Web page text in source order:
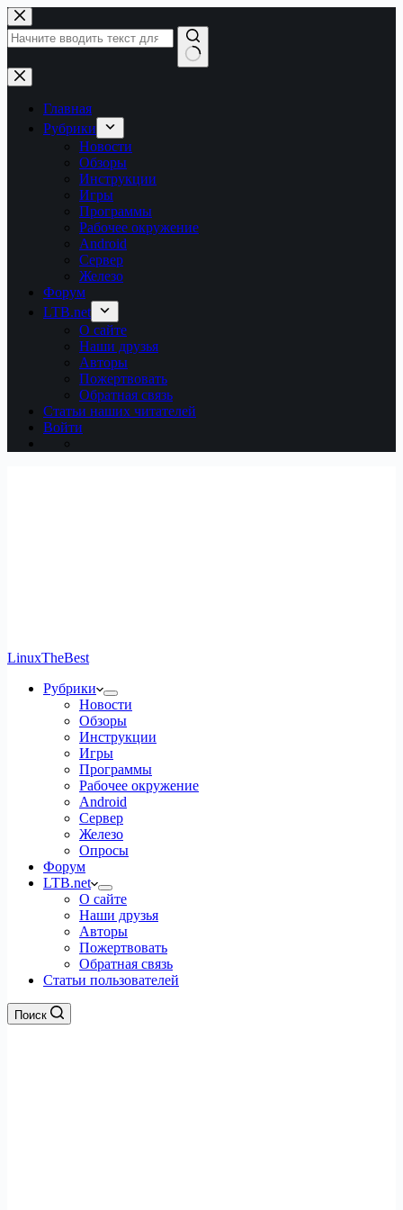
Перейти
к
сути
Ничего
не
найденоГлавная
Рубрики
Новости
Обзоры
Инструкции
Игры
Программы
Рабочее окружение
Android
Сервер
Железо
Форум
LTB.net
О сайте
Наши друзья
Авторы
Пожертвовать
Обратная связь
Статьи наших читателей
Войти
LinuxTheBest
Рубрики
Новости
Обзоры
Инструкции
Игры
Программы
Рабочее окружение
Android
Сервер
Железо
Опросы
Форум
LTB.net
О сайте
Наши друзья
Авторы
Пожертвовать
Обратная связь
Статьи пользователей
Поиск